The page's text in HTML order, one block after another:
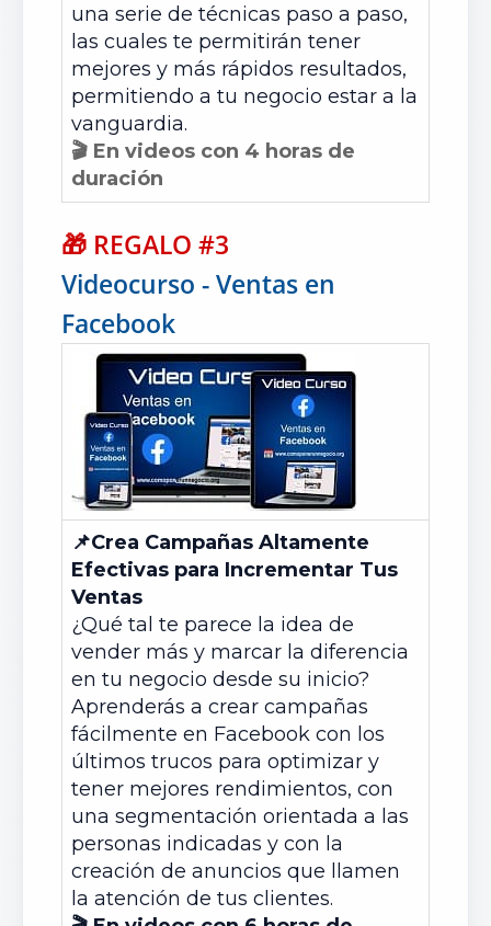
una serie de técnicas paso a paso,
las cuales te permitirán tener
mejores y más rápidos resultados,
permitiendo a tu negocio estar a la
vanguardia.
🎬 En videos con 4 horas de
duración
🎁 REGALO #3
Videocurso - Ventas en
Facebook
📌Crea Campañas Altamente
Efectivas para Incrementar Tus
Ventas
¿Qué tal te parece la idea de
vender más y marcar la diferencia
en tu negocio desde su inicio?
Aprenderás a crear campañas
fácilmente en Facebook con los
últimos trucos para optimizar y
tener mejores rendimientos, con
una segmentación orientada a las
personas indicadas y con la
creación de anuncios que llamen
la atención de tus clientes.